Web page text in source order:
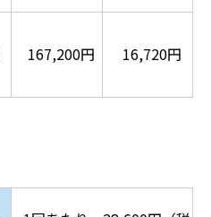
167,200円 16,720円